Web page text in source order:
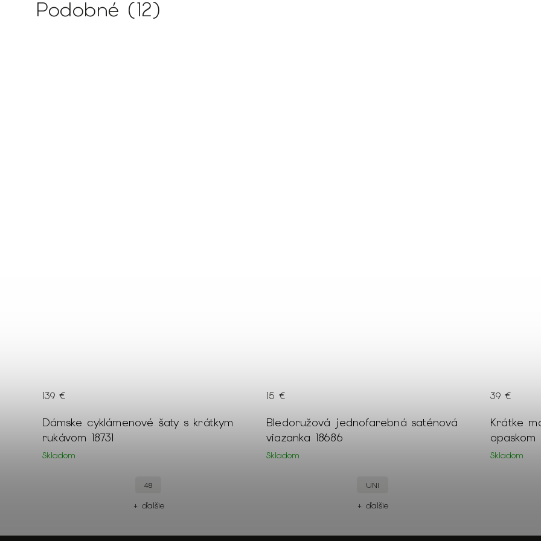
Podobné (12)
Bledoružová jednofarebná saténová
viazanka 18686
Skladom
15 €
UNI
+ ďalšie
Krátke modré spoločenské šaty s
opaskom 17308
Skladom
39 €
42
+ ďalšie
Dámske
puzdrové šaty s volánom na
rameno
129 €